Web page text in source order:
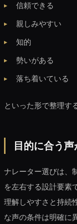
信頼できる
親しみやすい
知的
勢いがある
落ち着いている
といった形で整理す
目的に合う
ナレーター選びは、
を左右する設計要素
理解しやすさと持続
な声の条件は明確に